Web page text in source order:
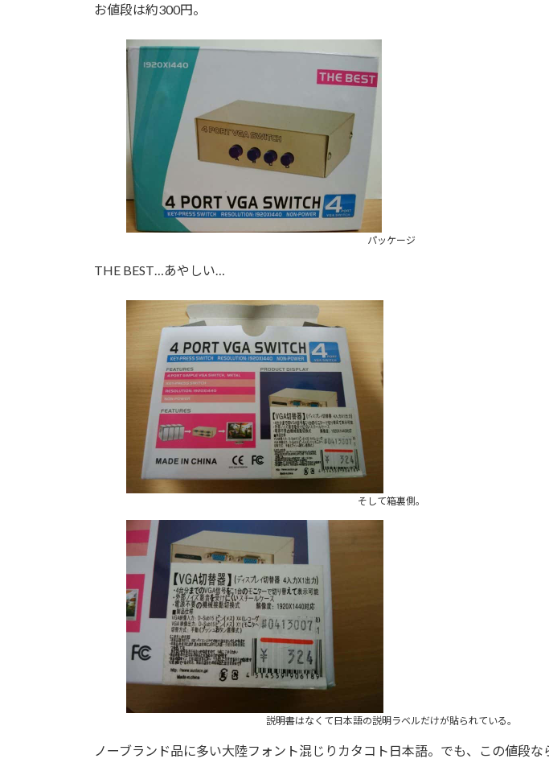
お値段は約300円。
パッケージ
THE BEST…あやしい…
そして箱裏側。
説明書はなくて日本語の説明ラベルだけが貼られている。
ノーブランド品に多い大陸フォント混じりカタコト日本語。でも、この値段な